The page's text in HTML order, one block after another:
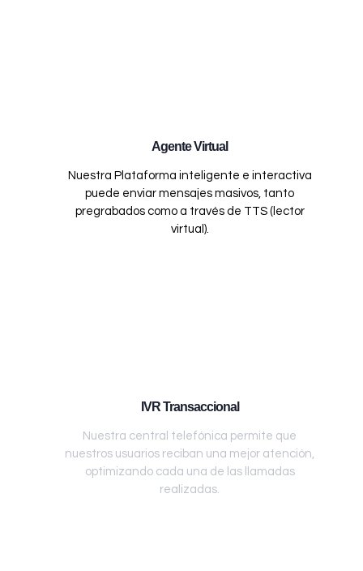
Agente Virtual
Nuestra Plataforma inteligente e interactiva
puede enviar mensajes masivos, tanto
pregrabados como a través de TTS (lector
virtual).
IVR Transaccional
Nuestra central telefónica permite que
nuestros usuarios reciban una mejor atención,
optimizando cada una de las llamadas
realizadas.